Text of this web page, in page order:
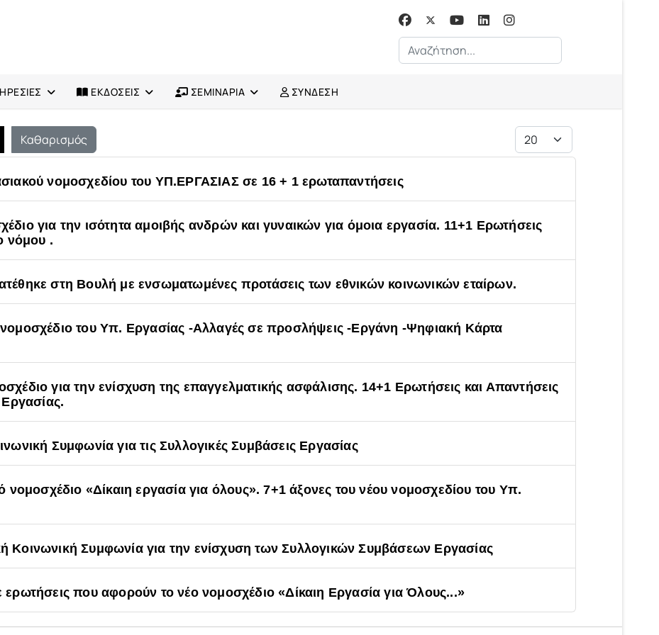
Αναζήτηση...
ΕΚΔΟΣΕΙΣ ΣΕΜΙΝΑΡΙΑ ΣΥΝΔΕΣΗ
Καθαρισμός
Εμφάνιση #
νομοσχεδίου του ΥΠ.ΕΡΓΑΣΙΑΣ σε 16 + 1 ερωταπαντήσεις
για την ισότητα αμοιβής ανδρών και γυναικών για όμοια εργασία. 11+1 Ερωτήσεις
νόμου .
στη Βουλή με ενσωματωμένες προτάσεις των εθνικών κοινωνικών εταίρων.
του Υπ. Εργασίας -Αλλαγές σε προσλήψεις -Εργάνη -Ψηφιακή Κάρτα
για την ενίσχυση της επαγγελματικής ασφάλισης. 14+1 Ερωτήσεις και Απαντήσεις
Συμφωνία για τις Συλλογικές Συμβάσεις Εργασίας
νομοσχέδιο «Δίκαιη εργασία για όλους». 7+1 άξονες του νέου νομοσχεδίου του Υπ.
Κοινωνική Συμφωνία για την ενίσχυση των Συλλογικών Συμβάσεων Εργασίας
που αφορούν το νέο νομοσχέδιο «Δίκαιη Εργασία για Όλους...»